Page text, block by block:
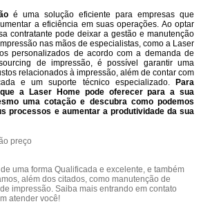
é uma solução eficiente para empresas que
a eficiência em suas operações. Ao optar
contratante pode deixar a gestão e manutenção
nas mãos de especialistas, como a Laser
personalizados de acordo com a demanda de
de impressão, é possível garantir uma
relacionados à impressão, além de contar com
e um suporte técnico especializado. Para
a Laser Home pode oferecer para a sua
uma cotação e descubra como podemos
processos e aumentar a produtividade da sua
uma forma Qualificada e excelente, e também
além dos citados, como manutenção de
impressão. Saiba mais entrando em contato
atender você!